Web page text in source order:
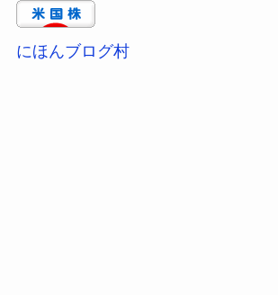
にほんブログ村